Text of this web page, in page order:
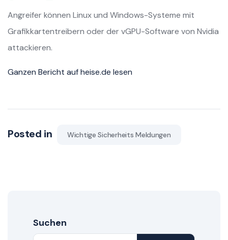
Angreifer können Linux und Windows-Systeme mit
Grafikkartentreibern oder der vGPU-Software von Nvidia
attackieren.
Ganzen Bericht auf heise.de lesen
Posted in Wichtige Sicherheits Meldungen
Suchen